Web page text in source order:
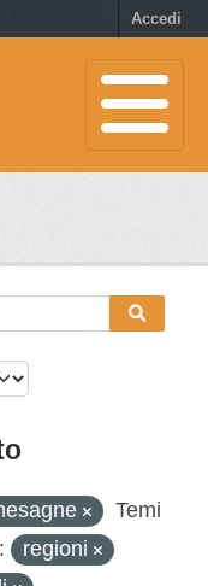
Accedi
Temi
regioni